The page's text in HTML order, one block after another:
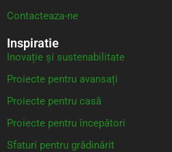
Contacteaza-ne
Inspiratie
Inovație și sustenabilitate
Proiecte pentru avansați
Proiecte pentru casă
Proiecte pentru începători
Sfaturi pentru grădinărit